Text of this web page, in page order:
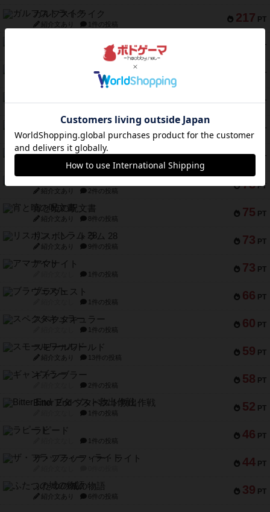
217 PT
ガルフストライク
紹介文あり 1件の投稿
PT
1件の投稿
PT
1件の投稿
108 PT
PT
モズビ－ズ・レイダ－ズ
紹介文あり 1件の投稿
79 PT
テンプテーション
紹介文なし 2件の投稿
78 PT
紹介文あり 2件の投稿
75 PT
宵と暁の呪文書
紹介文あり 8件の投稿
73 PT
リスボン・トラム 28
紹介文あり 9件の投稿
73 PT
アマナイト
1件の投稿
66 PT
ブラヴェスト
1件の投稿
60 PT
スペクタキュラー
1件の投稿
59 PT
スモールワールド
紹介文あり 13件の投稿
58 PT
ギャンブラー
2件の投稿
52 PT
Bitter End ブタペスト救出作戦
1件の投稿
46 PT
ラピード
1件の投稿
44 PT
ザ・フラッフィー・ライト
39 PT
ふたつの城の物語
紹介文あり 6件の投稿